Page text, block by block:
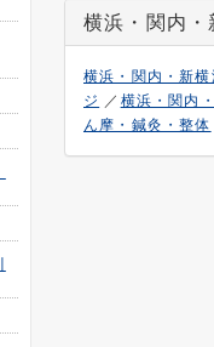
横浜・関内・
横浜・関内・新
ジ ／ 横浜・関内
ん摩・鍼灸・整体